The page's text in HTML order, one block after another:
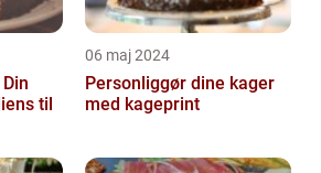
til
06 maj 2024
Personliggør dine kager
med kageprint